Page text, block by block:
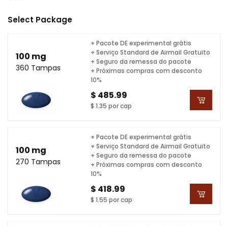
Select Package
100 mg
360 Tampas
$ 485.99
$ 1.35 por cap
+ Pacote DE experimental grátis
+ Serviço Standard de Airmail Gratuito
+ Seguro da remessa do pacote
+ Próximas compras com desconto
10%
100 mg
270 Tampas
$ 418.99
$ 1.55 por cap
+ Pacote DE experimental grátis
+ Serviço Standard de Airmail Gratuito
+ Seguro da remessa do pacote
+ Próximas compras com desconto
10%